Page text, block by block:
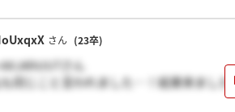
さん (23卒)
AXJAhUU7さん
同じこと言われました…！結果来ました